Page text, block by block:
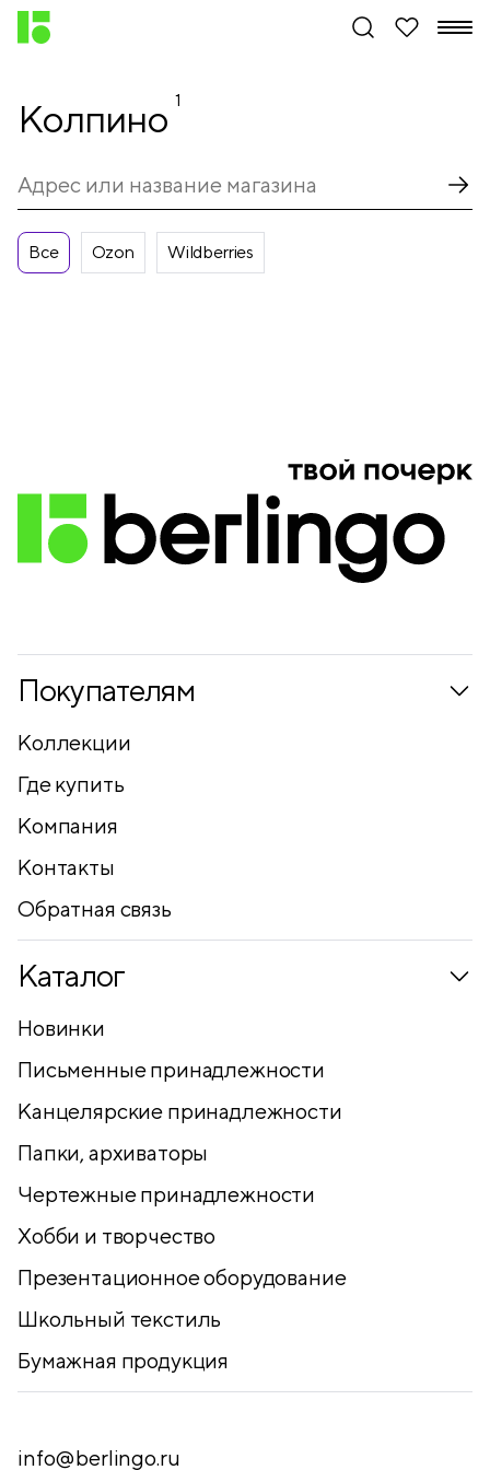
Колпино 1
Все Ozon Wildberries
Покупателям
Коллекции
Где купить
Компания
Контакты
Обратная связь
Каталог
Новинки
Письменные принадлежности
Канцелярские принадлежности
Папки, архиваторы
Чертежные принадлежности
Хобби и творчество
Презентационное оборудование
Школьный текстиль
Бумажная продукция
info@berlingo.ru